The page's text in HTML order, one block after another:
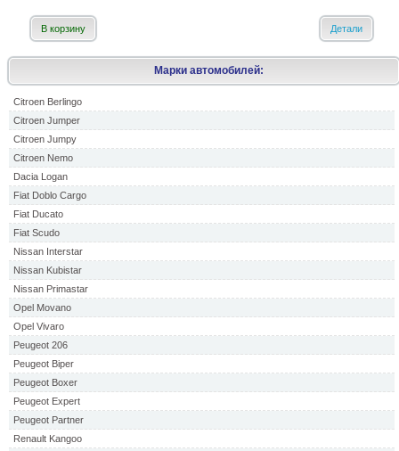
Марки автомобилей:
Citroen Berlingo
Citroen Jumper
Citroen Jumpy
Citroen Nemo
Dacia Logan
Fiat Doblo Cargo
Fiat Ducato
Fiat Scudo
Nissan Interstar
Nissan Kubistar
Nissan Primastar
Opel Movano
Opel Vivaro
Peugeot 206
Peugeot Biper
Peugeot Boxer
Peugeot Expert
Peugeot Partner
Renault Kangoo
В корзину Детали